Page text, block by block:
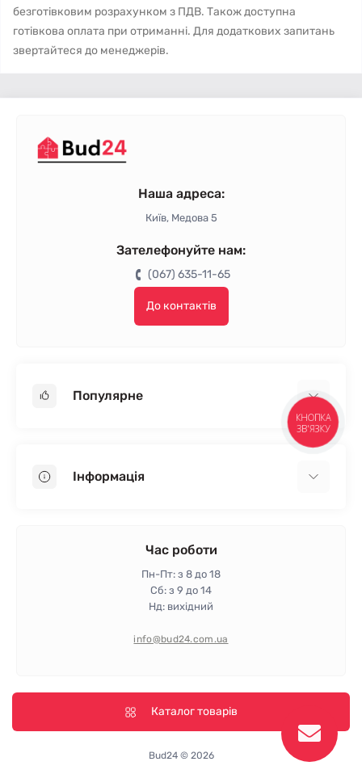
безготівковим розрахунком з ПДВ. Також доступна
готівкова оплата при отриманні. Для додаткових запитань
звертайтеся до менеджерів.
Наша адреса:
Київ, Медова 5
Зателефонуйте нам:
(067) 635-11-65
До контактів
Популярне
Пінопласт
Інформація
Гарантія та повернення
Політика конфіденційності
Час роботи
Пн-Пт: з 8 до 18
Сб: з 9 до 14
Нд: вихідний
info@bud24.com.ua
Каталог товарів
Bud24 © 2026
КНОПКА
ЗВ'ЯЗКУ